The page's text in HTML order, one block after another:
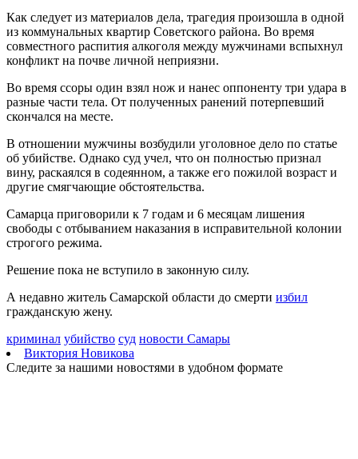
8 августа вражеские БПЛА атаковали промышленное
предприятие в Самарской области
08.08.2026 | 09:02
В Кошкинском районе благоустраивают 7 общественных
территорий
08.08.2026 | 08:07
+32 °C и вечерний дождь: погода в Самарской области 8
августа
В Самарской области рано утром 8 августа объявили
ракетную и беспилотную опасность
08.08.2026 | 04:40
В Большой Глушице появится зона отдыха у воды
Вячеслав Федорищев: "Важно отмечать тех, кто всей душой и
сердцем болеет за нашу Самарскую область и вносит большой
вклад в ее развитие"
В Самаре изменят схему движения шести автобусов с 8 до 12
07.08.2026 | 20:51
В Самаре пустят дополнительный транспорт в день матча КС
07.08.2026 | 20:07
В Самаре временно изменят маршруты дачных автобусов №
172 и 174
Как следует из материалов дела, трагедия произошла в одной
из коммунальных квартир Советского района. Во время
совместного распития алкоголя между мужчинами вспыхнул
конфликт на почве личной неприязни.
Во время ссоры один взял нож и нанес оппоненту три удара в
разные части тела. От полученных ранений потерпевший
скончался на месте.
В отношении мужчины возбудили уголовное дело по статье
об убийстве. Однако суд учел, что он полностью признал
вину, раскаялся в содеянном, а также его пожилой возраст и
другие смягчающие обстоятельства.
Самарца приговорили к 7 годам и 6 месяцам лишения
свободы с отбыванием наказания в исправительной колонии
строгого режима.
Решение пока не вступило в законную силу.
А недавно житель Самарской области до смерти избил
гражданскую жену.
криминал убийство суд новости Самары
Виктория Новикова
Следите за нашими новостями в удобном формате